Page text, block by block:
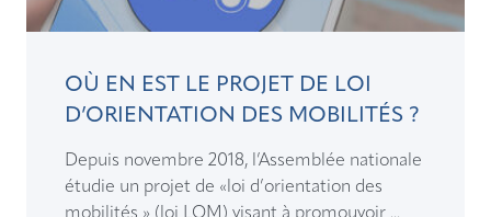
OÙ EN EST LE PROJET DE LOI
D’ORIENTATION DES MOBILITÉS ?
Depuis novembre 2018, l’Assemblée nationale
étudie un projet de «loi d’orientation des
mobilités » (loi LOM) visant à promouvoir ...